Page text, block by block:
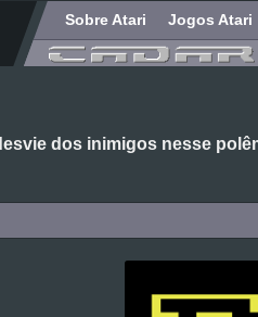
Sobre Atari Jogos Atari
dos inimigos nesse